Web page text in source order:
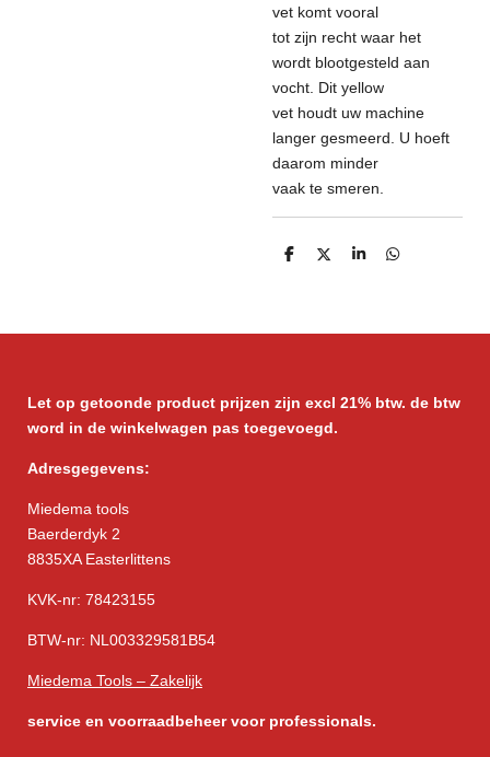
vet komt vooral
tot zijn recht waar het
wordt blootgesteld aan
vocht. Dit yellow
vet houdt uw machine
langer gesmeerd. U hoeft
daarom minder
vaak te smeren.
D
D
S
D
Let op getoonde product prijzen zijn excl 21% btw. de btw
word in de winkelwagen pas toegevoegd.
Adresgegevens:
Miedema tools
Baerderdyk 2
8835XA Easterlittens
KVK-nr: 78423155
BTW-nr: NL003329581B54
Miedema Tools – Zakelijk
service en voorraadbeheer voor professionals.